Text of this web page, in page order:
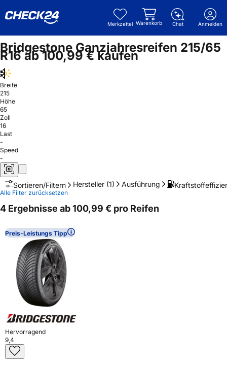
Merkzettel Warenkorb Chat Anmelden
Bridgestone Ganzjahresreifen 215/65
R16 ab 100,99 € kaufen
Breite
215
Höhe
65
Zoll
16
Last
-
Speed
-
Sortieren/Filtern Hersteller (1) Ausführung
Alle Filter zurücksetzen
4 Ergebnisse ab 100,99 € pro Reifen
Preis-Leistungs Tipp
Hervorragend
9,4